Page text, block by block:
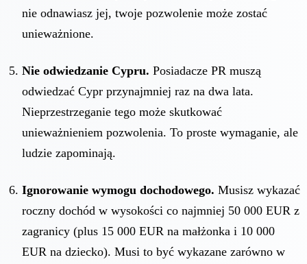
nie odnawiasz jej, twoje pozwolenie może zostać
unieważnione.
Nie odwiedzanie Cypru. Posiadacze PR muszą
odwiedzać Cypr przynajmniej raz na dwa lata.
Nieprzestrzeganie tego może skutkować
unieważnieniem pozwolenia. To proste wymaganie, ale
ludzie zapominają.
Ignorowanie wymogu dochodowego. Musisz wykazać
roczny dochód w wysokości co najmniej 50 000 EUR z
zagranicy (plus 15 000 EUR na małżonka i 10 000
EUR na dziecko). Musi to być wykazane zarówno w